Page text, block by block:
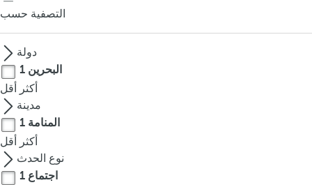
o
c
a
n
p
r
e
s
s
t
التصفية حسب
دولة
البحرين 1
أكثر
أقل
مدينة
المنامة 1
أكثر
أقل
نوع الحدث
اجتماع 1